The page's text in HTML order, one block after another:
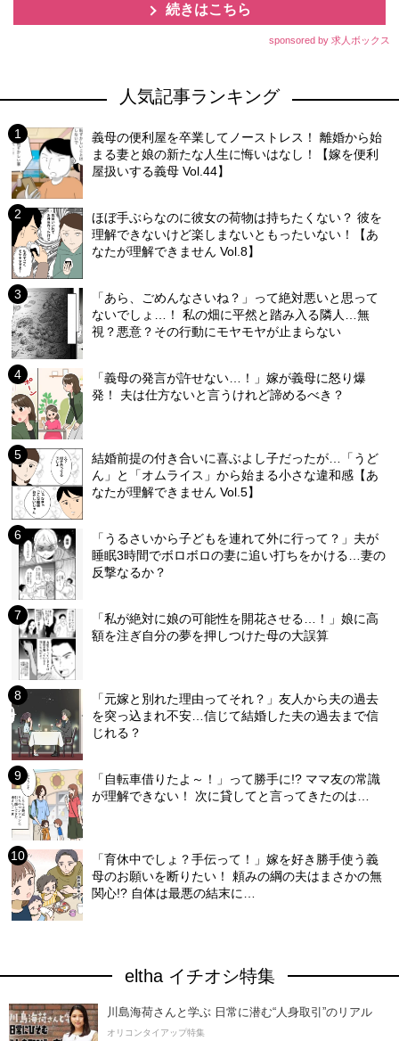
続きはこちら
sponsored by 求人ボックス
人気記事ランキング
義母の便利屋を卒業してノーストレス！ 離婚から始
まる妻と娘の新たな人生に悔いはなし！【嫁を便利
屋扱いする義母 Vol.44】
ほぼ手ぶらなのに彼女の荷物は持ちたくない？ 彼を
理解できないけど楽しまないともったいない！【あ
なたが理解できません Vol.8】
「あら、ごめんなさいね？」って絶対悪いと思って
ないでしょ…！ 私の畑に平然と踏み入る隣人…無
視？悪意？その行動にモヤモヤが止まらない
「義母の発言が許せない…！」嫁が義母に怒り爆
発！ 夫は仕方ないと言うけれど諦めるべき？
結婚前提の付き合いに喜ぶよし子だったが…「うど
ん」と「オムライス」から始まる小さな違和感【あ
なたが理解できません Vol.5】
「うるさいから子どもを連れて外に行って？」夫が
睡眠3時間でボロボロの妻に追い打ちをかける…妻の
反撃なるか？
「私が絶対に娘の可能性を開花させる…！」娘に高
額を注ぎ自分の夢を押しつけた母の大誤算
「元嫁と別れた理由ってそれ？」友人から夫の過去
を突っ込まれ不安…信じて結婚した夫の過去まで信
じれる？
「自転車借りたよ～！」って勝手に!? ママ友の常識
が理解できない！ 次に貸してと言ってきたのは…
「育休中でしょ？手伝って！」嫁を好き勝手使う義
母のお願いを断りたい！ 頼みの綱の夫はまさかの無
関心!? 自体は最悪の結末に…
eltha イチオシ特集
川島海荷さんと学ぶ 日常に潜む“人身取引”のリアル
オリコンタイアップ特集